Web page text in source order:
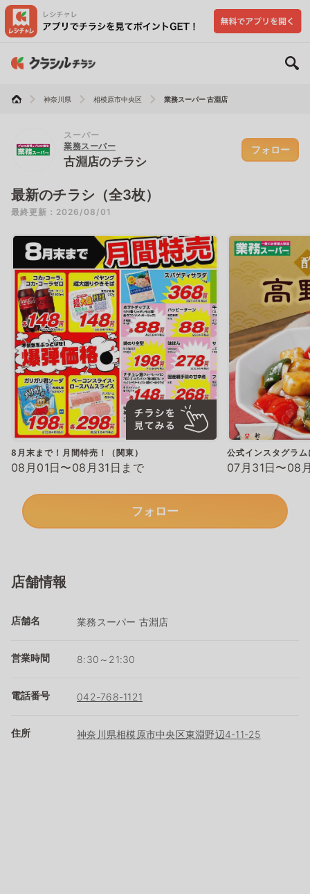
神奈川県 相模原市中央区 業務スーパー 古淵店
スーパー
業務スーパー
古淵店のチラシ
フォロー
最新のチラシ（全3枚）
最終更新：2026/08/01
8月末まで！月間特売！（関東）
08月01日〜08月31日まで
公式インスタグラ
07月31日〜08
フォロー
店舗情報
店舗名 業務スーパー 古淵店
営業時間 8:30～21:30
電話番号 042-768-1121
住所 神奈川県相模原市中央区東淵野辺4-11-25